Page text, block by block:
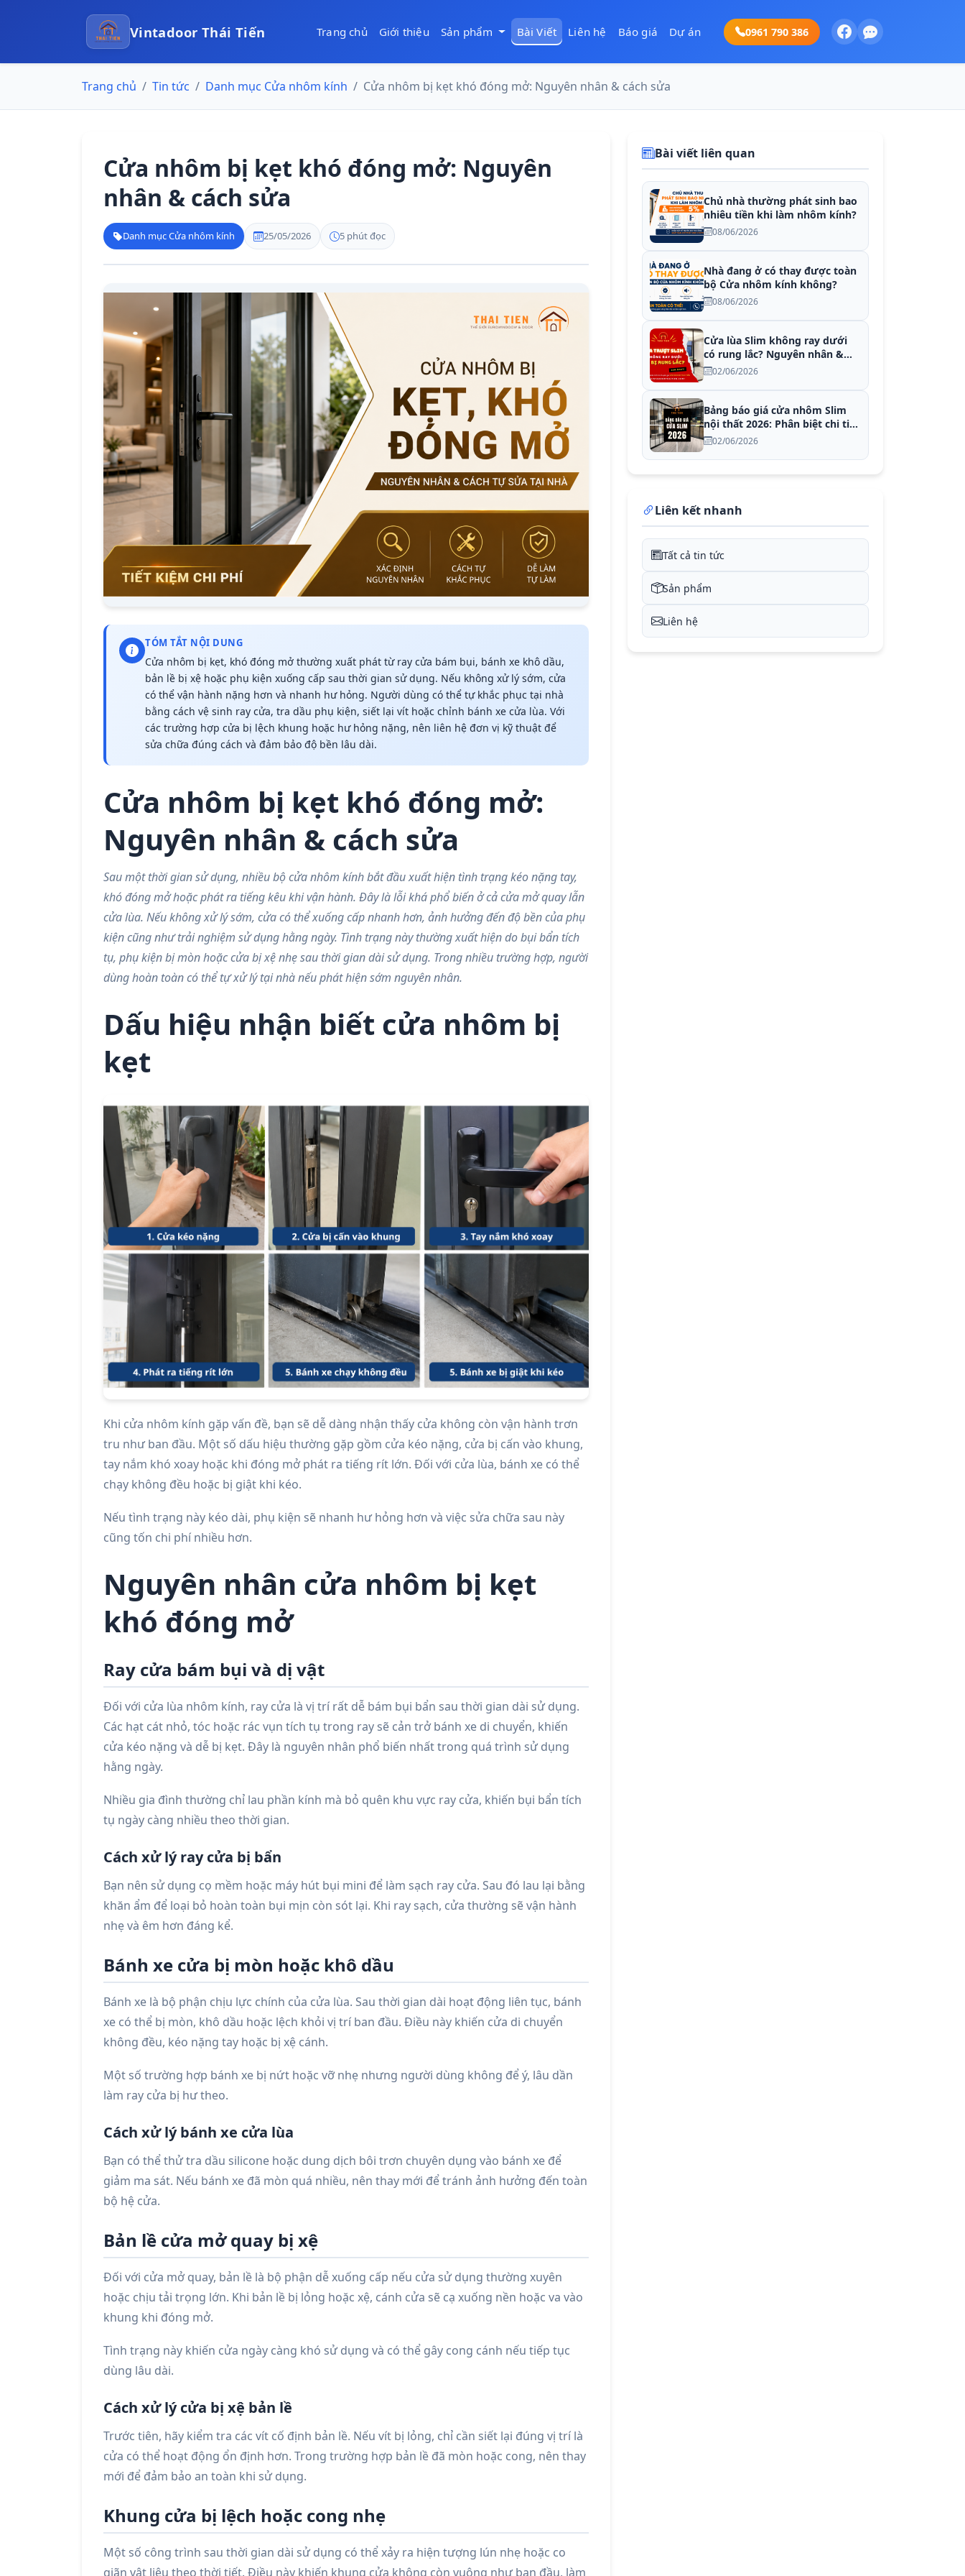
Vintadoor Thái Tiến Trang chủ Giới thiệu Sản phẩm Bài Viết Liên hệ Báo giá Dự án 0961 790 386
Trang chủ Tin tức Danh mục Cửa nhôm kính Cửa nhôm bị kẹt khó đóng mở: Nguyên nhân & cách sửa
Cửa nhôm bị kẹt khó đóng mở: Nguyên
nhân & cách sửa
Danh mục Cửa nhôm kính 25/05/2026 5 phút đọc
TÓM TẮT NỘI DUNG
Cửa nhôm bị kẹt, khó đóng mở thường xuất phát từ ray cửa bám bụi, bánh xe khô dầu,
bản lề bị xệ hoặc phụ kiện xuống cấp sau thời gian sử dụng. Nếu không xử lý sớm, cửa
có thể vận hành nặng hơn và nhanh hư hỏng. Người dùng có thể tự khắc phục tại nhà
bằng cách vệ sinh ray cửa, tra dầu phụ kiện, siết lại vít hoặc chỉnh bánh xe cửa lùa. Với
các trường hợp cửa bị lệch khung hoặc hư hỏng nặng, nên liên hệ đơn vị kỹ thuật để
sửa chữa đúng cách và đảm bảo độ bền lâu dài.
Cửa nhôm bị kẹt khó đóng mở:
Nguyên nhân & cách sửa
Sau một thời gian sử dụng, nhiều bộ cửa nhôm kính bắt đầu xuất hiện tình trạng kéo nặng tay,
khó đóng mở hoặc phát ra tiếng kêu khi vận hành. Đây là lỗi khá phổ biến ở cả cửa mở quay lẫn
cửa lùa. Nếu không xử lý sớm, cửa có thể xuống cấp nhanh hơn, ảnh hưởng đến độ bền của phụ
kiện cũng như trải nghiệm sử dụng hằng ngày. Tình trạng này thường xuất hiện do bụi bẩn tích
tụ, phụ kiện bị mòn hoặc cửa bị xệ nhẹ sau thời gian dài sử dụng. Trong nhiều trường hợp, người
dùng hoàn toàn có thể tự xử lý tại nhà nếu phát hiện sớm nguyên nhân.
Dấu hiệu nhận biết cửa nhôm bị
kẹt
Khi cửa nhôm kính gặp vấn đề, bạn sẽ dễ dàng nhận thấy cửa không còn vận hành trơn
tru như ban đầu. Một số dấu hiệu thường gặp gồm cửa kéo nặng, cửa bị cấn vào khung,
tay nắm khó xoay hoặc khi đóng mở phát ra tiếng rít lớn. Đối với cửa lùa, bánh xe có thể
chạy không đều hoặc bị giật khi kéo.
Nếu tình trạng này kéo dài, phụ kiện sẽ nhanh hư hỏng hơn và việc sửa chữa sau này
cũng tốn chi phí nhiều hơn.
Nguyên nhân cửa nhôm bị kẹt
khó đóng mở
Ray cửa bám bụi và dị vật
Đối với cửa lùa nhôm kính, ray cửa là vị trí rất dễ bám bụi bẩn sau thời gian dài sử dụng.
Các hạt cát nhỏ, tóc hoặc rác vụn tích tụ trong ray sẽ cản trở bánh xe di chuyển, khiến
cửa kéo nặng và dễ bị kẹt. Đây là nguyên nhân phổ biến nhất trong quá trình sử dụng
hằng ngày.
Nhiều gia đình thường chỉ lau phần kính mà bỏ quên khu vực ray cửa, khiến bụi bẩn tích
tụ ngày càng nhiều theo thời gian.
Cách xử lý ray cửa bị bẩn
Bạn nên sử dụng cọ mềm hoặc máy hút bụi mini để làm sạch ray cửa. Sau đó lau lại bằng
khăn ẩm để loại bỏ hoàn toàn bụi mịn còn sót lại. Khi ray sạch, cửa thường sẽ vận hành
nhẹ và êm hơn đáng kể.
Bánh xe cửa bị mòn hoặc khô dầu
Bánh xe là bộ phận chịu lực chính của cửa lùa. Sau thời gian dài hoạt động liên tục, bánh
xe có thể bị mòn, khô dầu hoặc lệch khỏi vị trí ban đầu. Điều này khiến cửa di chuyển
không đều, kéo nặng tay hoặc bị xệ cánh.
Một số trường hợp bánh xe bị nứt hoặc vỡ nhẹ nhưng người dùng không để ý, lâu dần
làm ray cửa bị hư theo.
Cách xử lý bánh xe cửa lùa
Bạn có thể thử tra dầu silicone hoặc dung dịch bôi trơn chuyên dụng vào bánh xe để
giảm ma sát. Nếu bánh xe đã mòn quá nhiều, nên thay mới để tránh ảnh hưởng đến toàn
bộ hệ cửa.
Bản lề cửa mở quay bị xệ
Đối với cửa mở quay, bản lề là bộ phận dễ xuống cấp nếu cửa sử dụng thường xuyên
hoặc chịu tải trọng lớn. Khi bản lề bị lỏng hoặc xệ, cánh cửa sẽ cạ xuống nền hoặc va vào
khung khi đóng mở.
Tình trạng này khiến cửa ngày càng khó sử dụng và có thể gây cong cánh nếu tiếp tục
dùng lâu dài.
Cách xử lý cửa bị xệ bản lề
Trước tiên, hãy kiểm tra các vít cố định bản lề. Nếu vít bị lỏng, chỉ cần siết lại đúng vị trí là
cửa có thể hoạt động ổn định hơn. Trong trường hợp bản lề đã mòn hoặc cong, nên thay
mới để đảm bảo an toàn khi sử dụng.
Khung cửa bị lệch hoặc cong nhẹ
Một số công trình sau thời gian dài sử dụng có thể xảy ra hiện tượng lún nhẹ hoặc co
giãn vật liệu theo thời tiết. Điều này khiến khung cửa không còn vuông như ban đầu, làm
Bài viết liên quan
Chủ nhà thường phát sinh bao
nhiêu tiền khi làm nhôm kính?
08/06/2026
Nhà đang ở có thay được toàn
bộ Cửa nhôm kính không?
08/06/2026
Cửa lùa Slim không ray dưới
có rung lắc? Nguyên nhân &
Khắc phục
02/06/2026
Bảng báo giá cửa nhôm Slim
nội thất 2026: Phân biệt chi tiết
hệ có ray dưới và ray treo trần
02/06/2026
Liên kết nhanh
Tất cả tin tức
Sản phẩm
Liên hệ